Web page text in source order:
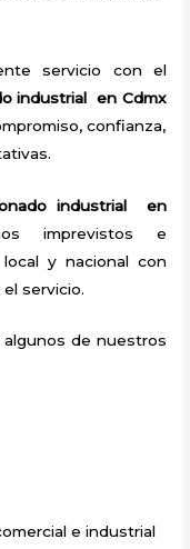
servicio con el
industrial en Cdmx
confianza,
industrial en
imprevistos e
y nacional con
servicio.
de nuestros
e industrial